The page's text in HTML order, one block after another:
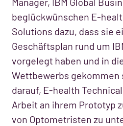
beglückwünschen E-
Solutions dazu, dass sie
Geschäftsplan rund um
vorgelegt haben und in
Wettbewerbs gekommen
darauf, E-health
Arbeit an ihrem Prototyp
von Optometristen zu